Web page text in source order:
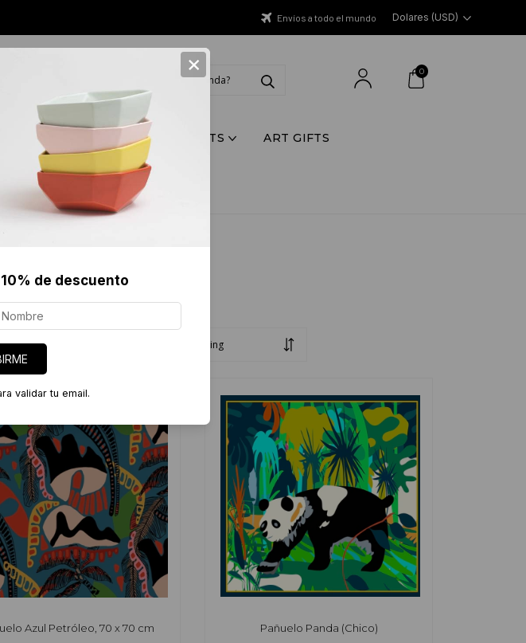
Envíos a todo el mundo Dolares (USD)
0
SERIGRAFÍAS Y PRINTS ART GIFTS
por artistas y diseñadores
Azul Petróleo, 70 x 70 cm
Pañuelo Panda (Chico)
×
de descuento
validar tu email.